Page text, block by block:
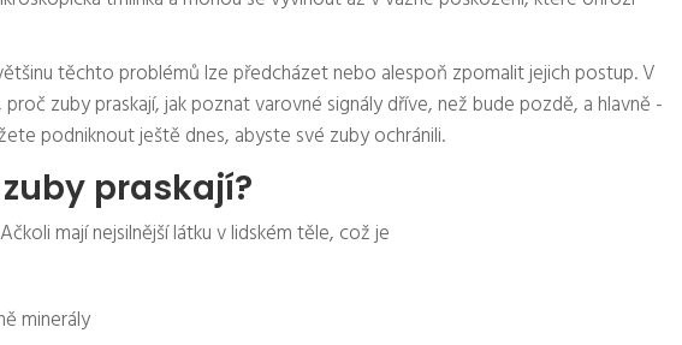
těchto problémů lze předcházet nebo alespoň zpomalit jejich postup. V
zuby praskají, jak poznat varovné signály dříve, než bude pozdě, a hlavně -
podniknout ještě dnes, abyste své zuby ochránili.
praskají?
mají nejsilnější látku v lidském těle, což je
minerály